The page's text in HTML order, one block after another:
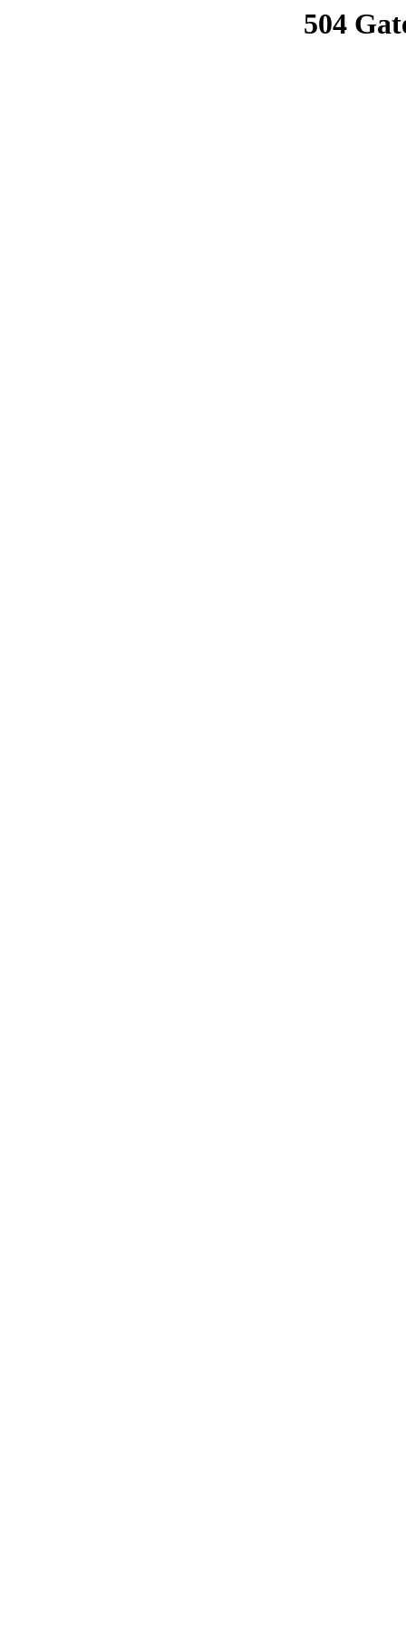
504